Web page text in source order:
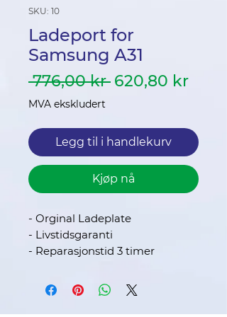
SKU: 10
Ladeport for
Samsung A31
776,00 kr Vanlig
620,80 kr
MVA ekskludert
Legg til i handlekurv
Kjøp nå
- Orginal Ladeplate
- Livstidsgaranti
- Reparasjonstid 3 timer